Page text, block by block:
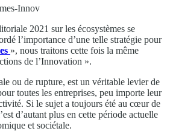
Innov
2021 sur les écosystèmes se
l’importance d’une telle stratégie pour
», nous traitons cette fois la même
de l’Innovation ».
ou de rupture, est un véritable levier de
toutes les entreprises, peu importe leur
Si le sujet a toujours été au cœur de
d’autant plus en cette période actuelle
et sociétale.